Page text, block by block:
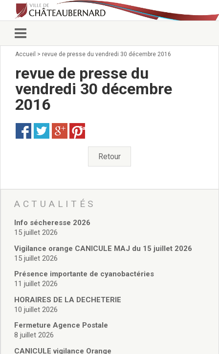
Vie municipale
Conseillers municipaux
Commissions 2026
Prendre rendez-vous
Services municipaux
Organigramme
Pour venir nous voir
État civil/élections/formalités
Affaires Scolaires
Vie associative
Police Municipale/règlementation
Services en ligne
Inscriptions sur les listes électorales
Plan Local d’Urbanisme intercommunal
Actes d’état civil
Budgets
Budget de Fonctionnement
Budget d’Investissement
Accueil > revue de presse du vendredi 30 décembre 2016
revue de presse du
vendredi 30 décembre
2016
Save
Retour
ACTUALITÉS
Info sécheresse 2026
15 juillet 2026
Vigilance orange CANICULE MAJ du 15 juillet 2026
15 juillet 2026
Présence importante de cyanobactéries
11 juillet 2026
HORAIRES DE LA DECHETERIE
10 juillet 2026
Fermeture Agence Postale
8 juillet 2026
CANICULE vigilance Orange